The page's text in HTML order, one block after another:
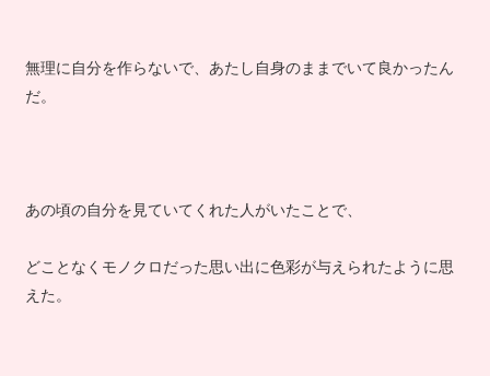
無理に自分を作らないで、あたし自身のままでいて良かったん
だ。
あの頃の自分を見ていてくれた人がいたことで、
どことなくモノクロだった思い出に色彩が与えられたように思
えた。